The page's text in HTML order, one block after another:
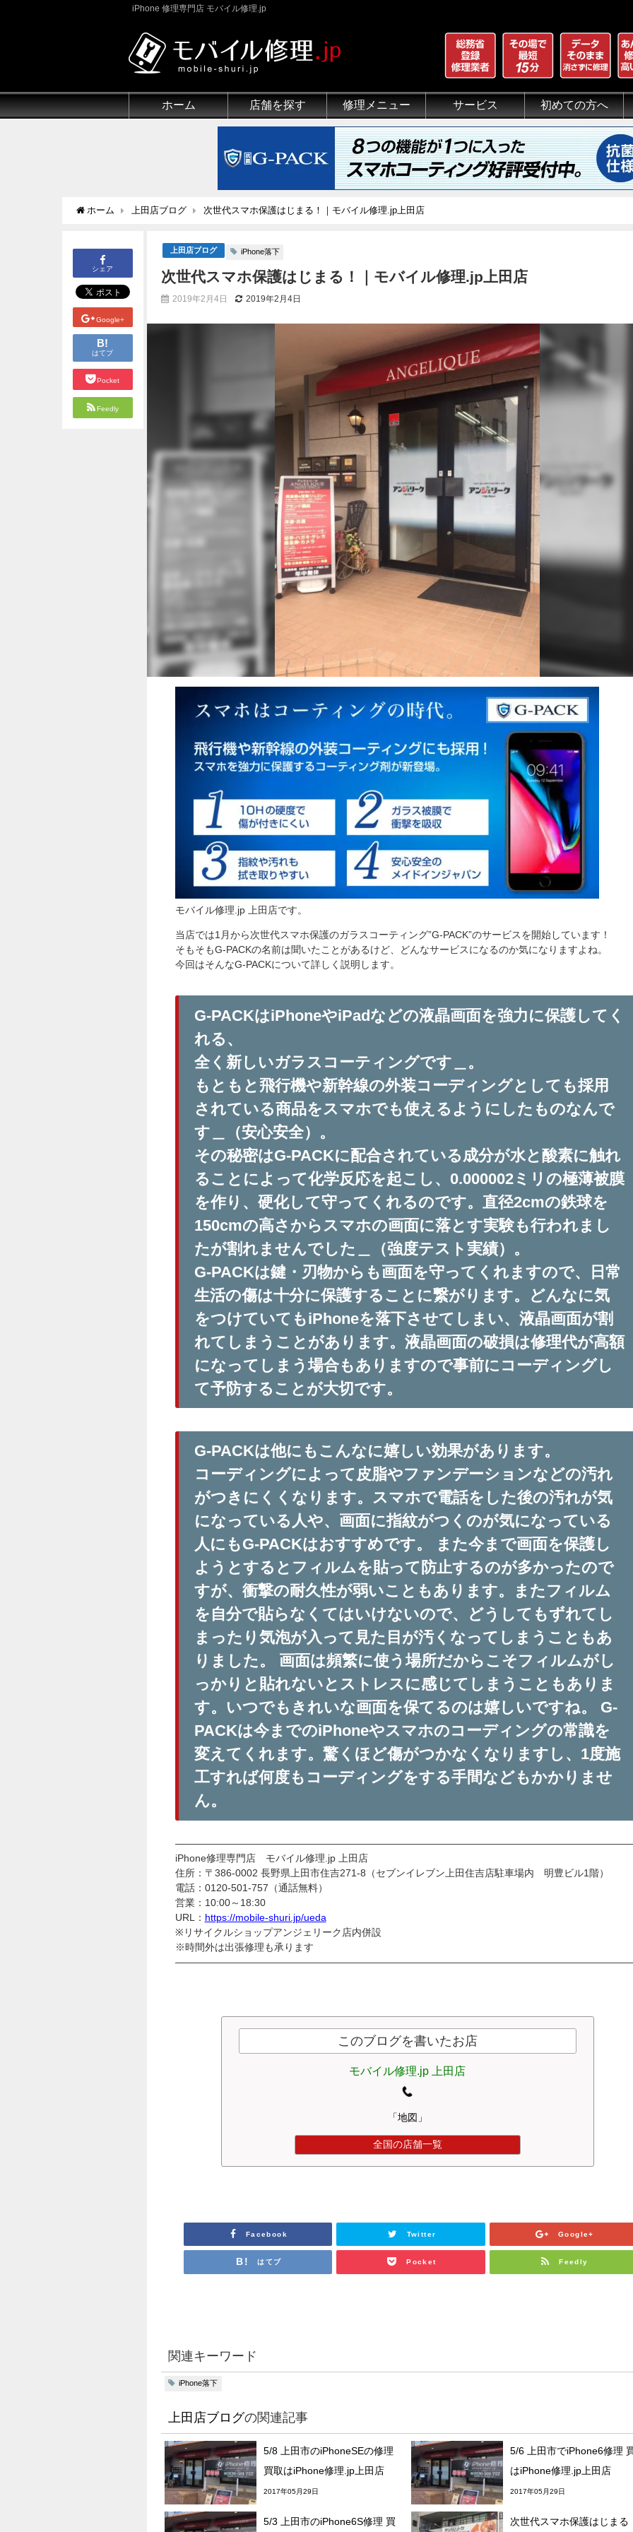
iPhone 修理専門店 モバイル修理.jp
ホーム 店舗を探す 修理メニュー
iPhone 画面割れ修理
iPhone 液晶修理
iPhoneバッテリー交換
iPhone 水没修理
iPhone ホームボタン修理
iPhone カメラ修理
iPhone スピーカー修理
iPhone 自己修理失敗
iPhone 水没・データ復旧
iPad修理メニュー
iPod修理メニュー
サービス
スマホコーティング G-PACK
iPhone買取
iFace
iRing
Qubii
出張修理（iWorker）
代行修理サービス（同業者様）
初めての方へ
当店の特徴
総務省登録修理業者
マンガでわかるモバイル
クリーニング
グループ全体の部品の安
悪質な部品に注意
フロントパネルについて
有機ELパネル（OLED）
バッテリーについて
ホーム 上田店ブログ 次世代スマホ保護はじまる！｜モバイル修理.jp上田店
シェア
Google+
B!
はてブ
Pocket
Feedly
上田店ブログ iPhone落下
次世代スマホ保護はじまる！｜モバイル修理.jp上田店
2019年2月4日 2019年2月4日
モバイル修理.jp 上田店です。
当店では1月から次世代スマホ保護のガラスコーティング”G-PACK”のサービスを開始しています！
そもそもG-PACKの名前は聞いたことがあるけど、どんなサービスになるのか気になりますよね。
今回はそんなG-PACKについて詳しく説明します。
G-PACKはiPhoneやiPadなどの液晶画面を強力に保護してく
れる、
全く新しいガラスコーティングです＿。
もともと飛行機や新幹線の外装コーディングとしても採用
されている商品をスマホでも使えるようにしたものなんで
す＿（安心安全）。
その秘密はG-PACKに配合されている成分が水と酸素に触れ
ることによって化学反応を起こし、0.000002ミリの極薄被膜
を作り、硬化して守ってくれるのです。直径2cmの鉄球を
150cmの高さからスマホの画面に落とす実験も行われまし
たが割れませんでした＿（強度テスト実績）。
G-PACKは鍵・刃物からも画面を守ってくれますので、日常
生活の傷は十分に保護することに繋がります。どんなに気
をつけていてもiPhoneを落下させてしまい、液晶画面が割
れてしまうことがあります。液晶画面の破損は修理代が高額
になってしまう場合もありますので事前にコーディングし
て予防することが大切です。
G-PACKは他にもこんなに嬉しい効果があります。
コーディングによって皮脂やファンデーションなどの汚れ
がつきにくくなります。スマホで電話をした後の汚れが気
になっている人や、画面に指紋がつくのが気になっている
人にもG-PACKはおすすめです。 また今まで画面を保護し
ようとするとフィルムを貼って防止するのが多かったので
すが、衝撃の耐久性が弱いこともあります。またフィルム
を自分で貼らなくてはいけないので、どうしてもずれてし
まったり気泡が入って見た目が汚くなってしまうこともあ
りました。 画面は頻繁に使う場所だからこそフィルムがし
っかりと貼れないとストレスに感じてしまうこともありま
す。いつでもきれいな画面を保てるのは嬉しいですね。 G-
PACKは今までのiPhoneやスマホのコーディングの常識を
変えてくれます。驚くほど傷がつかなくなりますし、1度施
工すれば何度もコーディングをする手間などもかかりませ
ん。
iPhone修理専門店 モバイル修理.jp 上田店
住所：〒386-0002 長野県上田市住吉271-8（セブンイレブン上田住吉店駐車場内 明豊ビル1階）
電話：0120-501-757（通話無料）
営業：10:00～18:30
URL： https://mobile-shuri.jp/ueda
※リサイクルショップアンジェリーク店内併設
※時間外は出張修理も承ります
このブログを書いたお店
モバイル修理.jp 上田店
「地図」
全国の店舗一覧
Facebook Twitter Google+
はてブ Pocket Feedly
関連キーワード
iPhone落下
上田店ブログの関連記事
5/8 上田市のiPhoneSEの修理
買取はiPhone修理.jp上田店
2017年05月29日
5/6 上田市でiPhone6修理
はiPhone修理.jp上田店
2017年05月29日
5/3 上田市のiPhone6S修理 買 次世代スマホ保護はじまる